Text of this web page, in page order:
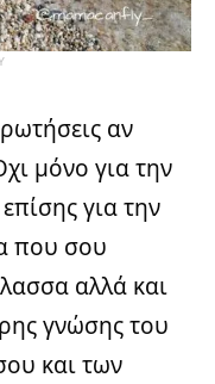
αν
μόνο για την
για την
που σου
αλλά και
γνώσης του
και των